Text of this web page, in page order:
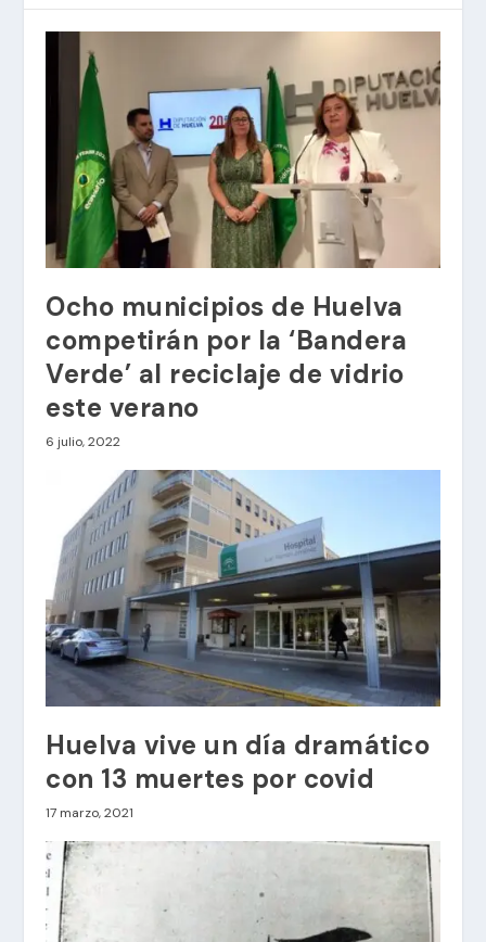
Ocho municipios de Huelva
competirán por la ‘Bandera
Verde’ al reciclaje de vidrio
este verano
6 julio, 2022
Huelva vive un día dramático
con 13 muertes por covid
17 marzo, 2021